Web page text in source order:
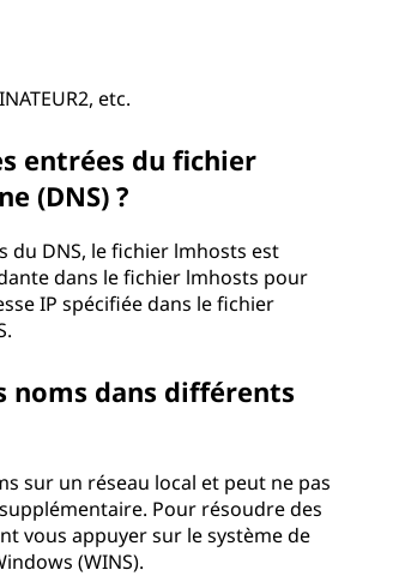
etc.
entrées du fichier
(DNS) ?
du DNS, le fichier lmhosts est
dans le fichier lmhosts pour
IP spécifiée dans le fichier
noms dans différents
sur un réseau local et peut ne pas
Pour résoudre des
vous appuyer sur le système de
(WINS).